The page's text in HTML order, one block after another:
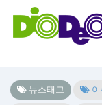
뉴스태그